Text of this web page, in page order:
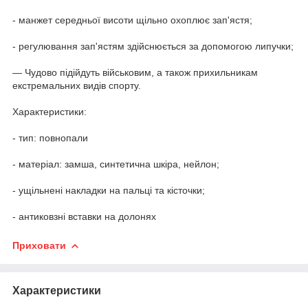
- манжет середньої висоти щільно охоплює зап'ястя;
- регулювання зап'ястям здійснюється за допомогою липучки;
— Чудово підійдуть військовим, а також прихильникам
екстремальних видів спорту.
Характеристики:
- тип: повнопали
- матеріал: замша, синтетична шкіра, нейлон;
- ущільнені накладки на пальці та кісточки;
- антиковзні вставки на долонях
Приховати
Характеристики